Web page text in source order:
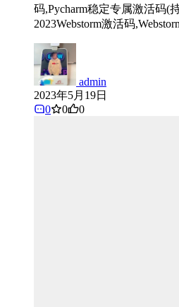
码,Pycharm稳定专属激活码(
2023Webstorm激活码
admin
2023年5月19日
0
0 0